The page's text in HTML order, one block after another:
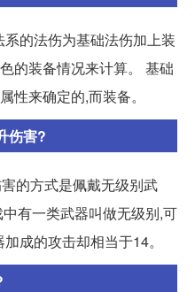
的法伤为基础法伤加上装
的装备情况来计算。 基础
性来确定的,而装备。
伤害?
的方式是佩戴无级别武
有一类武器叫做无级别,可
成的攻击却相当于14。